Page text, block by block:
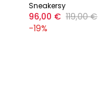
Sneakersy
96,00 € 119,00 €
-19%